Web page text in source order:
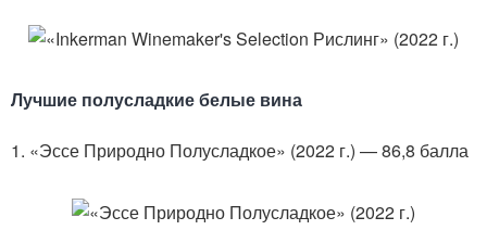
Лучшие полусладкие белые вина
1. «Эссе Природно Полусладкое» (2022 г.) — 86,8 балла